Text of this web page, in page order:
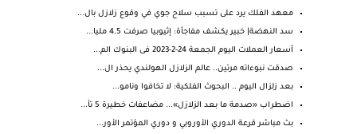
معهد الفلك يرد على تسبب سلاح جوي في وقوع زلازل بال...
سد النهضة| خبير يكشف مفاجأة: إثيوبيا صرفت 4.5 مليا...
أسعار العملات اليوم الجمعة 24-2-2023 فى البنوك الم...
صدقت نبوءاته مرتين.. عالم الزلازل الهولندي يحذر ال...
بعد زلزال اليوم .. البحوث الفلكية: لا تخافوا ونامو...
اضطراب «صدمة ما بعد الزلازل»... مضاعفات خطيرة 5 تأ...
بث مباشر قرعة الدوري الأوروبي و دوري المؤتمر الأور...